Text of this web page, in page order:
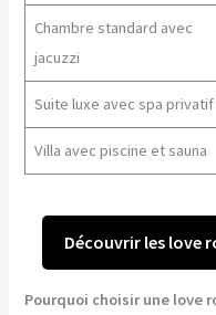
Chambre standard avec
jacuzzi
Suite luxe avec spa privatif
Villa avec piscine et sauna
Découvrir les love
Pourquoi choisir une love